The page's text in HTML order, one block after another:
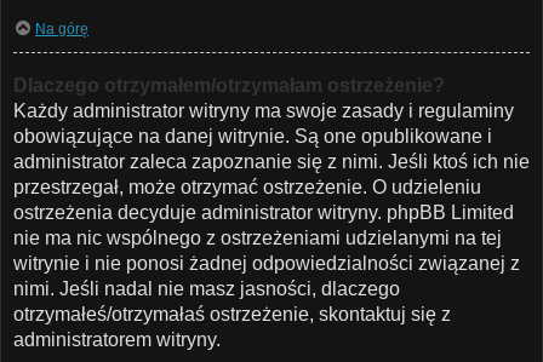
Na górę
Dlaczego otrzymałem/otrzymałam ostrzeżenie?
Każdy administrator witryny ma swoje zasady i regulaminy
obowiązujące na danej witrynie. Są one opublikowane i
administrator zaleca zapoznanie się z nimi. Jeśli ktoś ich nie
przestrzegał, może otrzymać ostrzeżenie. O udzieleniu
ostrzeżenia decyduje administrator witryny. phpBB Limited
nie ma nic wspólnego z ostrzeżeniami udzielanymi na tej
witrynie i nie ponosi żadnej odpowiedzialności związanej z
nimi. Jeśli nadal nie masz jasności, dlaczego
otrzymałeś/otrzymałaś ostrzeżenie, skontaktuj się z
administratorem witryny.